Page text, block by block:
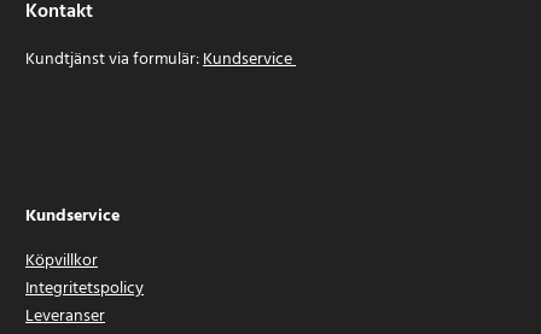
Kontakt
Kundtjänst via formulär:Kundservice
Kundservice
Köpvillkor
Integritetspolicy
Leveranser